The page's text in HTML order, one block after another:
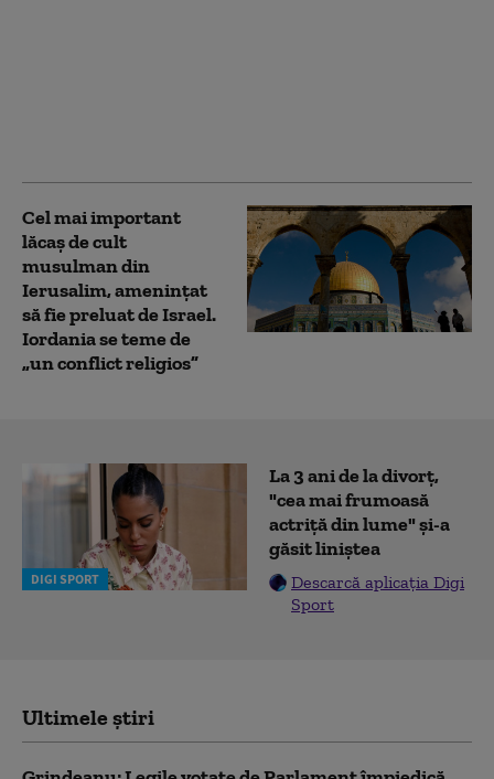
Cel mai important
lăcaş de cult
musulman din
Ierusalim, amenințat
să fie preluat de Israel.
Iordania se teme de
„un conflict religios”
DIGI SPORT
La 3 ani de la divorț,
"cea mai frumoasă
actriță din lume" și-a
găsit liniștea
Descarcă aplicația Digi
Sport
Ultimele știri